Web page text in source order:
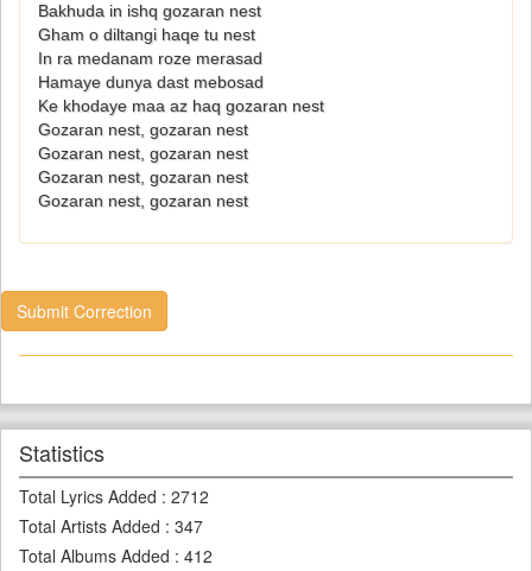
Bakhuda in ishq gozaran nest
Gham o diltangi haqe tu nest
In ra medanam roze merasad
Hamaye dunya dast mebosad
Ke khodaye maa az haq gozaran nest
Gozaran nest, gozaran nest
Gozaran nest, gozaran nest
Gozaran nest, gozaran nest
Gozaran nest, gozaran nest
Submit Correction
Statistics
Total Lyrics Added : 2712
Total Artists Added : 347
Total Albums Added : 412